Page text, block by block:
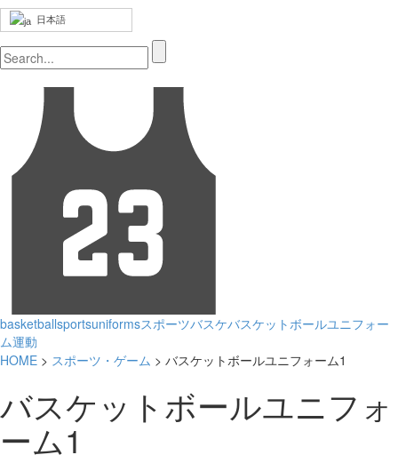
日本語
basketballsportsuniformsスポーツバスケバスケットボールユニフォー
ム運動
HOME > スポーツ・ゲーム > バスケットボールユニフォーム1
バスケットボールユニフォ
ーム1